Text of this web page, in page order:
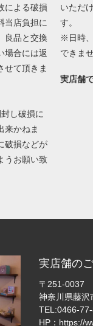
による破損
当店負担に
良品と交換
場合には返
せて頂きま
し破損に
来かねま
破損などが
うお願い致
いただ
す。
※日時
できま
実店舗
実店舗の
〒251-0037
神奈川県藤沢
TEL:0466-
HP： https://